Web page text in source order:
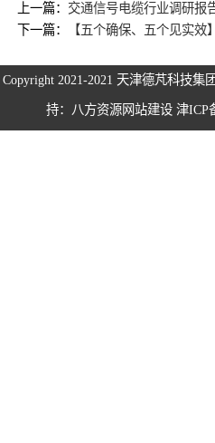
上一篇： 交通信号电缆行业调研报告 - 市场
下一篇：
【五个确保、五个见实效
Copyright 2021-2021 天津德芃科技集
持：八方资源网站建设 津ICP
本安电缆
伺服电机、变频
电热电势转换开